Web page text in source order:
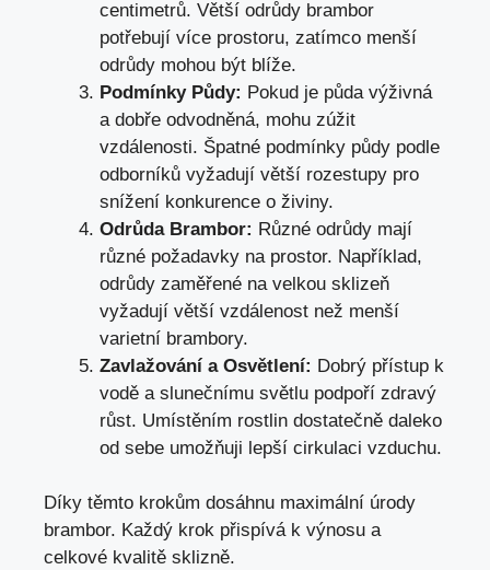
centimetrů. Větší odrůdy brambor
potřebují více prostoru, zatímco menší
odrůdy mohou být blíže.
Podmínky Půdy: Pokud je půda výživná
a dobře odvodněná, mohu zúžit
vzdálenosti. Špatné podmínky půdy podle
odborníků vyžadují větší rozestupy pro
snížení konkurence o živiny.
Odrůda Brambor: Různé odrůdy mají
různé požadavky na prostor. Například,
odrůdy zaměřené na velkou sklizeň
vyžadují větší vzdálenost než menší
varietní brambory.
Zavlažování a Osvětlení: Dobrý přístup k
vodě a slunečnímu světlu podpoří zdravý
růst. Umístěním rostlin dostatečně daleko
od sebe umožňuji lepší cirkulaci vzduchu.
Díky těmto krokům dosáhnu maximální úrody
brambor. Každý krok přispívá k výnosu a
celkové kvalitě sklizně.